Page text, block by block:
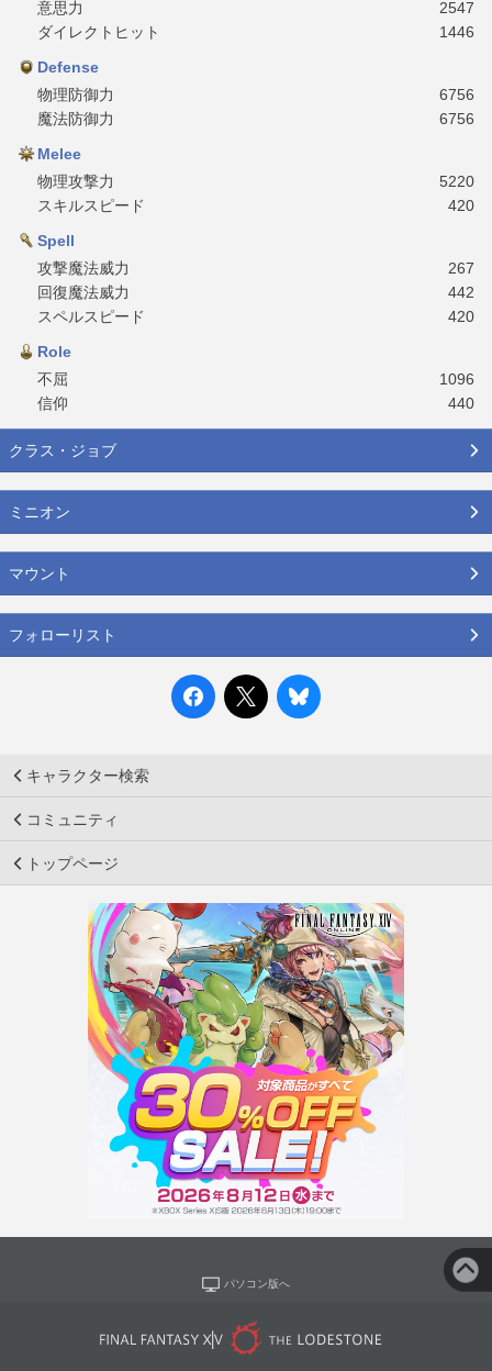
意思力
2547
ダイレクトヒット
1446
Defense
物理防御力
6756
魔法防御力
6756
Melee
物理攻撃力
5220
スキルスピード
420
Spell
攻撃魔法威力
267
回復魔法威力
442
スペルスピード
420
Role
不屈
1096
信仰
440
クラス・ジョブ
ミニオン
マウント
フォローリスト
キャラクター検索
コミュニティ
トップページ
パソコン版へ